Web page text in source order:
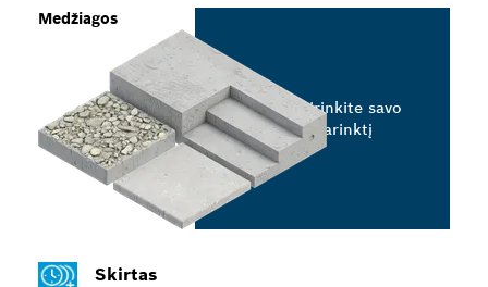
Skirtas
Medžiagos
Pasirinkite savo
parinktį